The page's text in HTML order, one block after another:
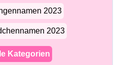
2023
2023
Kategorien